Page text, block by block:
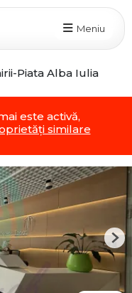
Meniu
Piata Alba Iulia
este activă,
similare